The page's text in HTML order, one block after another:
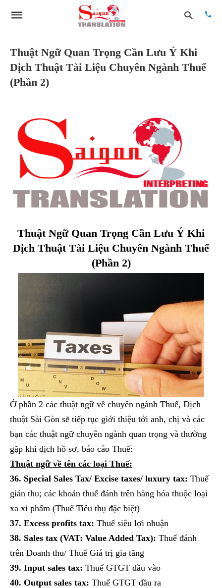
Thuật Ngữ Quan Trọng Cần Lưu Ý Khi
Dịch Thuật Tài Liệu Chuyên Ngành Thuế
(Phần 2)
Thuật Ngữ Quan Trọng Cần Lưu Ý Khi
Dịch Thuật Tài Liệu Chuyên Ngành Thuế
(Phần 2)
Ở phần 2 các thuật ngữ về chuyên ngành Thuế, Dịch
thuật Sài Gòn sẽ tiếp tục giới thiệu tới anh, chị và các
bạn các thuật ngữ chuyên ngành quan trọng và thường
gặp khi dịch hồ sơ, báo cáo Thuế:
Thuật ngữ về tên các loại Thuế:
36. Special Sales Tax/ Excise taxes/ luxury tax: Thuế
gián thu; các khoản thuế đánh trên hàng hóa thuộc loại
xa xỉ phẩm (Thuế Tiêu thụ đặc biệt)
37. Excess profits tax: Thuế siêu lợi nhuận
38. Sales tax (VAT: Value Added Tax): Thuế đánh
trên Doanh thu/ Thuế Giá trị gia tăng
39. Input sales tax: Thuế GTGT đầu vào
40. Output sales tax: Thuế GTGT đầu ra